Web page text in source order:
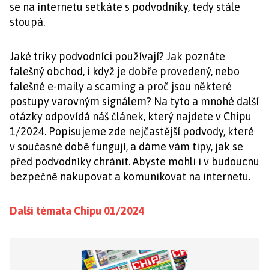
se na internetu setkáte s podvodníky, tedy stále
stoupá.
Jaké triky podvodníci používají? Jak poznáte
falešný obchod, i když je dobře provedený, nebo
falešné e-maily a scaming a proč jsou některé
postupy varovným signálem? Na tyto a mnohé další
otázky odpovídá náš článek, který najdete v Chipu
1/2024. Popisujeme zde nejčastější podvody, které
v současné době fungují, a dáme vám tipy, jak se
před podvodníky chránit. Abyste mohli i v budoucnu
bezpečně nakupovat a komunikovat na internetu.
Další témata Chipu 01/2024